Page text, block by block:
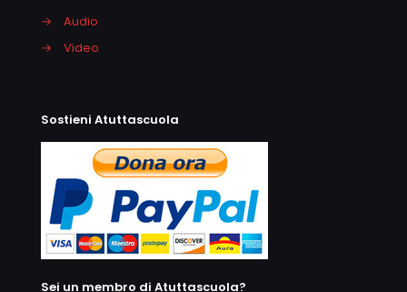
→
Audio
→
Video
Sostieni Atuttascuola
Sei un membro di Atuttascuola?